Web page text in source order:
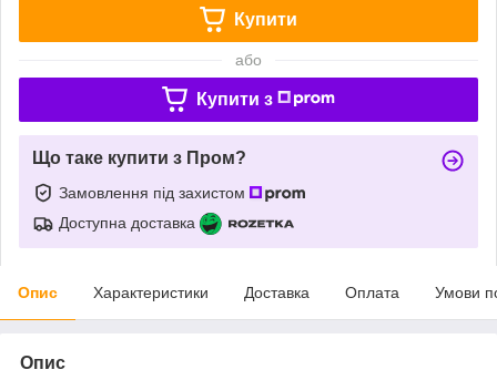
Купити
або
Купити з
Що таке купити з Пром?
Замовлення під захистом
Доступна доставка
Опис Характеристики Доставка Оплата Умови
Опис